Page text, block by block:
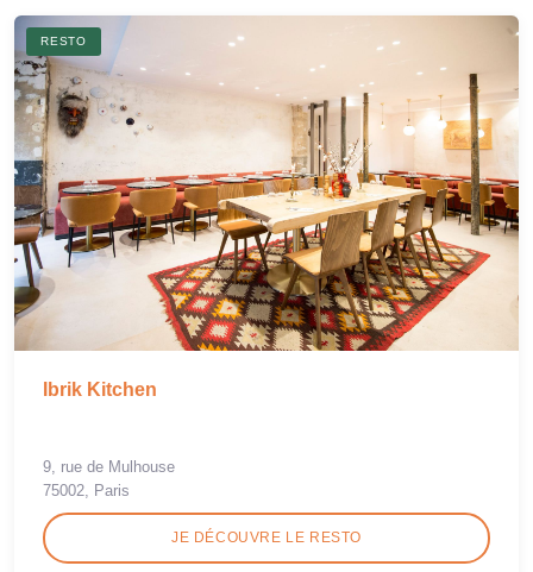
RESTO
Ibrik Kitchen
9, rue de Mulhouse
75002, Paris
JE DÉCOUVRE LE RESTO